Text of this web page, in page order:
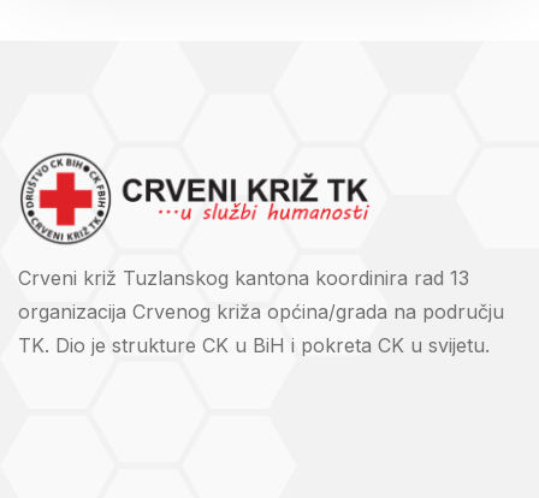
Crveni križ Tuzlanskog kantona koordinira rad 13
organizacija Crvenog križa općina/grada na području
TK. Dio je strukture CK u BiH i pokreta CK u svijetu.